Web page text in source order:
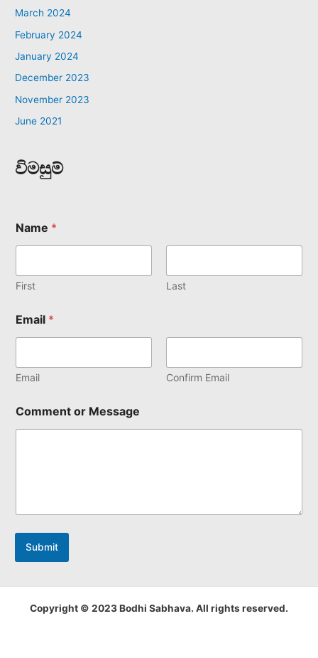
March 2024
February 2024
January 2024
December 2023
November 2023
June 2021
විමසුම්
Name *
First Last
Email *
Email Confirm Email
Comment or Message
Submit
Copyright © 2023 Bodhi Sabhava. All rights reserved.